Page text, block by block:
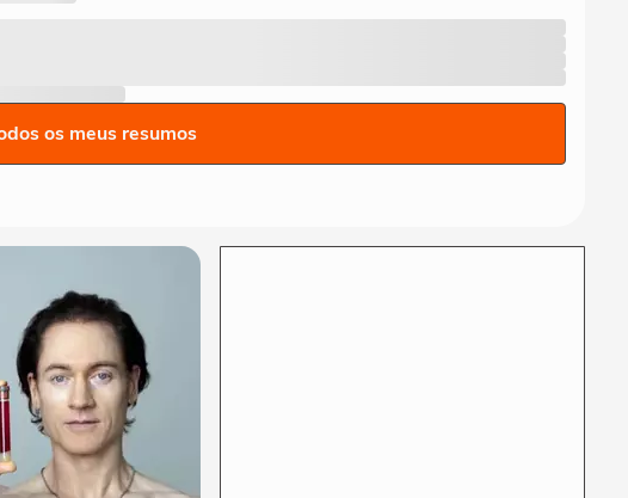
os meus resumos